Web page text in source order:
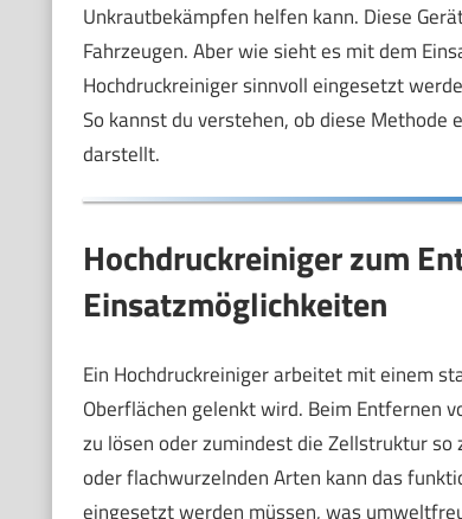
Unkrautbekämpfen helfen kann. Diese
Fahrzeugen. Aber wie sieht es mit dem
Hochdruckreiniger sinnvoll eingesetzt
So kannst du verstehen, ob diese
darstellt.
Hochdruckreiniger zum
Einsatzmöglichkeiten
Ein Hochdruckreiniger arbeitet mit einem
Oberflächen gelenkt wird. Beim Entfernen
zu lösen oder zumindest die Zellstruktur so
oder flachwurzelnden Arten kann das
eingesetzt werden müssen, was